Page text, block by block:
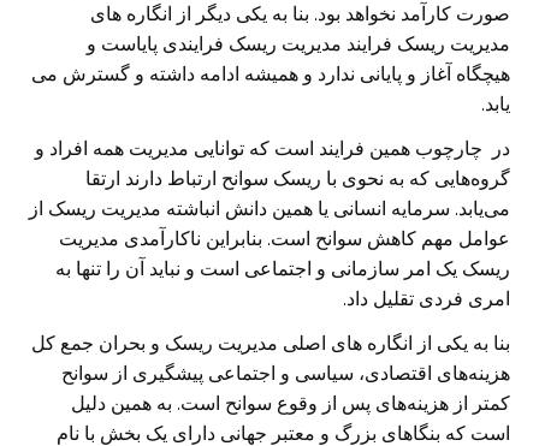
صورت کارآمد نخواهد بود. بنا به یکی دیگر از انگاره های
مدیریت ریسک فرایند مدیریت ریسک فرایندی پایاست و
هیچگاه آغاز و پایانی ندارد و همیشه ادامه داشته و گسترش می
یابد.
در چارچوب همین فرایند است که توانایی مدیریت همه افراد و
گروه‌هایی که به نحوی با ریسک سوانح ارتباط دارند ارتقا
می‌یابد. سرمایه انسانی یا همین دانش انباشته مدیریت ریسک از
عوامل مهم کاهش سوانح است. بنابراین ناکارآمدی مدیریت
ریسک یک امر سازمانی و اجتماعی است و نباید آن را تنها به
امری فردی تقلیل داد.
بنا به یکی از انگاره های اصلی مدیریت ریسک و بحران جمع کل
هزینه‌های اقتصادی، سیاسی و اجتماعی پیشگیری از سوانح
کمتر از هزینه‌های پس از وقوع سوانح است. به همین دلیل
است که بنگاهای بزرگ و معتبر جهانی دارای یک بخش با نام